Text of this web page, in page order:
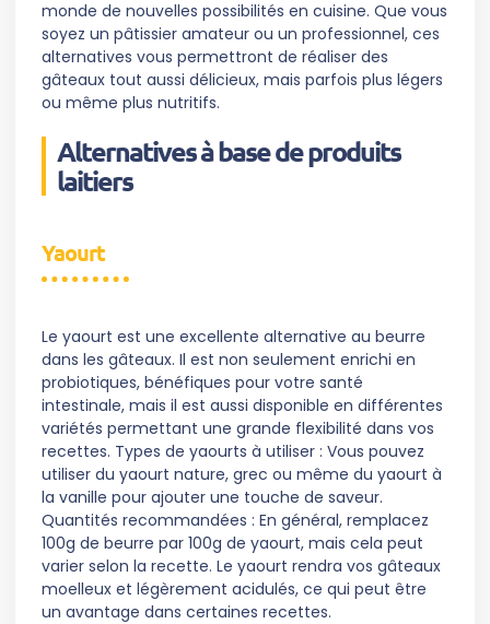
monde de nouvelles possibilités en cuisine. Que vous
soyez un pâtissier amateur ou un professionnel, ces
alternatives vous permettront de réaliser des
gâteaux tout aussi délicieux, mais parfois plus légers
ou même plus nutritifs.
Alternatives à base de produits
laitiers
Yaourt
Le yaourt est une excellente alternative au beurre
dans les gâteaux. Il est non seulement enrichi en
probiotiques, bénéfiques pour votre santé
intestinale, mais il est aussi disponible en différentes
variétés permettant une grande flexibilité dans vos
recettes. Types de yaourts à utiliser : Vous pouvez
utiliser du yaourt nature, grec ou même du yaourt à
la vanille pour ajouter une touche de saveur.
Quantités recommandées : En général, remplacez
100g de beurre par 100g de yaourt, mais cela peut
varier selon la recette. Le yaourt rendra vos gâteaux
moelleux et légèrement acidulés, ce qui peut être
un avantage dans certaines recettes.